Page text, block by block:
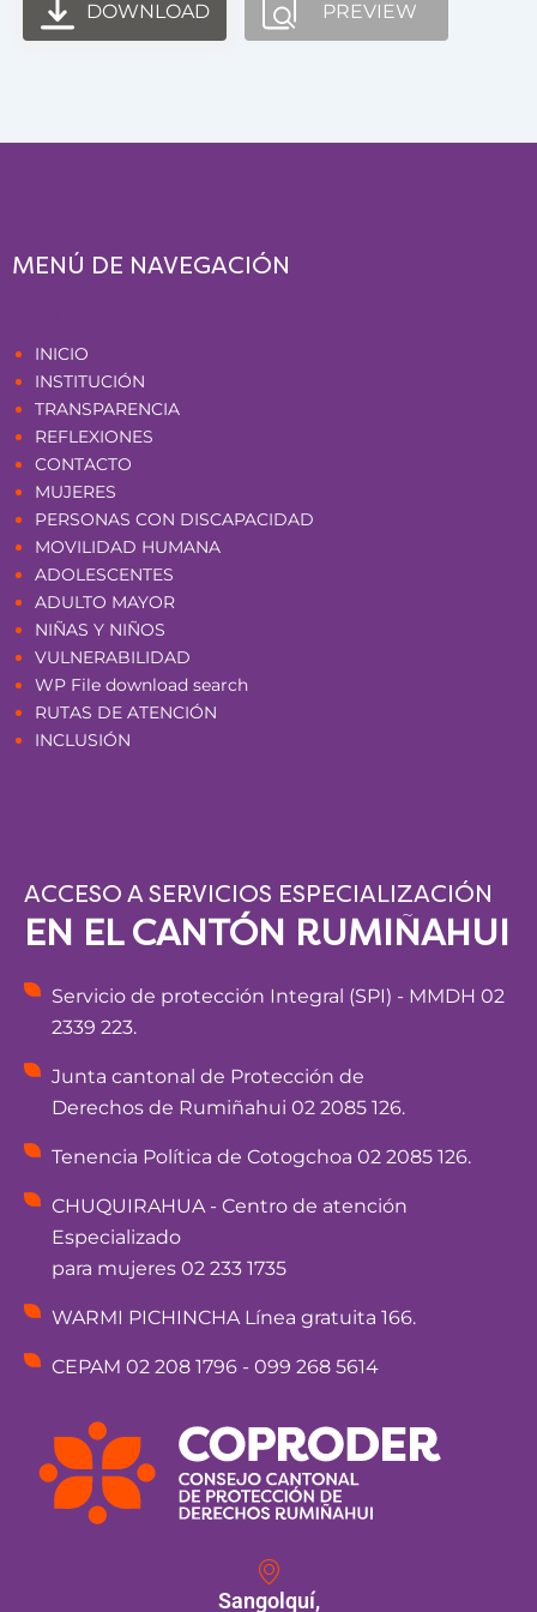
DOWNLOAD PREVIEW
MENÚ DE NAVEGACIÓN
INICIO
INSTITUCIÓN
TRANSPARENCIA
REFLEXIONES
CONTACTO
MUJERES
PERSONAS CON DISCAPACIDAD
MOVILIDAD HUMANA
ADOLESCENTES
ADULTO MAYOR
NIÑAS Y NIÑOS
VULNERABILIDAD
WP File download search
RUTAS DE ATENCIÓN
INCLUSIÓN
ACCESO A SERVICIOS ESPECIALIZACIÓN
EN EL CANTÓN RUMIÑAHUI
Servicio de protección Integral (SPI) - MMDH 02
2339 223.
Junta cantonal de Protección de
Derechos de Rumiñahui 02 2085 126.
Tenencia Política de Cotogchoa 02 2085 126.
CHUQUIRAHUA - Centro de atención
Especializado
para mujeres 02 233 1735
WARMI PICHINCHA Línea gratuita 166.
CEPAM 02 208 1796 - 099 268 5614
Sangolquí,